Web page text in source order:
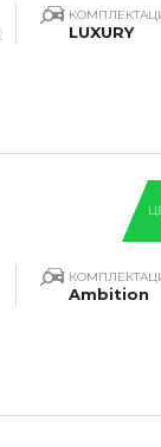
LUXURY
Ambition